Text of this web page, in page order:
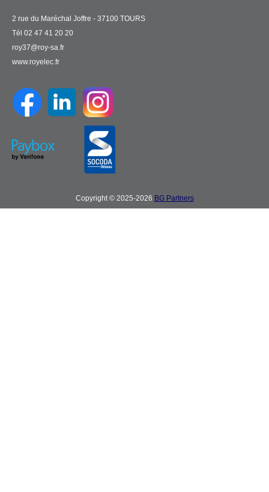
2 rue du Maréchal Joffre - 37100 TOURS
Tél 02 47 41 20 20
roy37@roy-sa.fr
www.royelec.fr
Copyright © 2025-2026 BG Partners